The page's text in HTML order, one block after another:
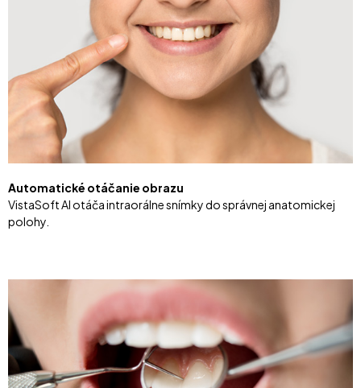
Automatické otáčanie obrazu
VistaSoft AI otáča intraorálne snímky do správnej anatomickej
polohy.